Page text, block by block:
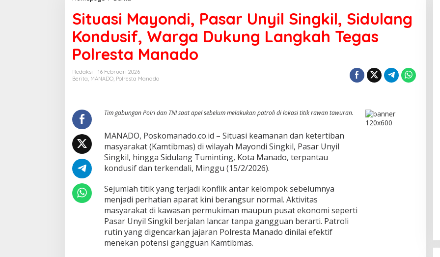
Pasar
Unyil
Singkil,
Sidulang
Kondusif,
Warga
Dukung
Langkah
Situasi Mayondi, Pasar Unyil Singkil, Sidulang
Kondusif, Warga Dukung Langkah Tegas
Polresta Manado
Redaksi
16 Februari 2026
Berita MANADO Polresta Manado
Tim gabungan Polri dan TNI saat apel sebelum melakukan patroli di lokasi titik rawan tawuran.
MANADO, Poskomanado.co.id – Situasi keamanan dan ketertiban
masyarakat (Kamtibmas) di wilayah Mayondi Singkil, Pasar Unyil
Singkil, hingga Sidulang Tuminting, Kota Manado, terpantau
kondusif dan terkendali, Minggu (15/2/2026).
Sejumlah titik yang terjadi konflik antar kelompok sebelumnya
menjadi perhatian aparat kini berangsur normal. Aktivitas
masyarakat di kawasan permukiman maupun pusat ekonomi seperti
Pasar Unyil Singkil berjalan lancar tanpa gangguan berarti. Patroli
rutin yang digencarkan jajaran Polresta Manado dinilai efektif
menekan potensi gangguan Kamtibmas.